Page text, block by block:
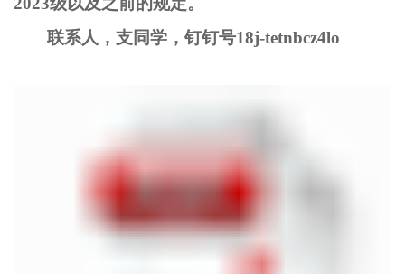
联系人，支同学，钉钉号18j-tetnbcz4lo